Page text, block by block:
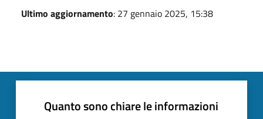
Ultimo aggiornamento: 27 gennaio 2025, 15:38
Quanto sono chiare le informazioni